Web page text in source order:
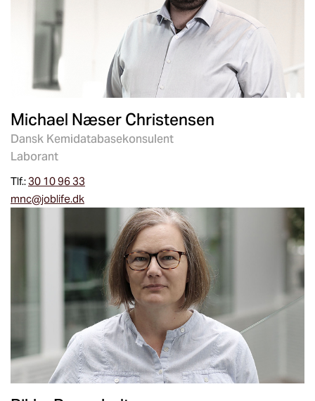
Michael Næser Christensen
Dansk Kemidatabasekonsulent
Laborant
Tlf.:30 10 96 33
mnc@joblife.dk